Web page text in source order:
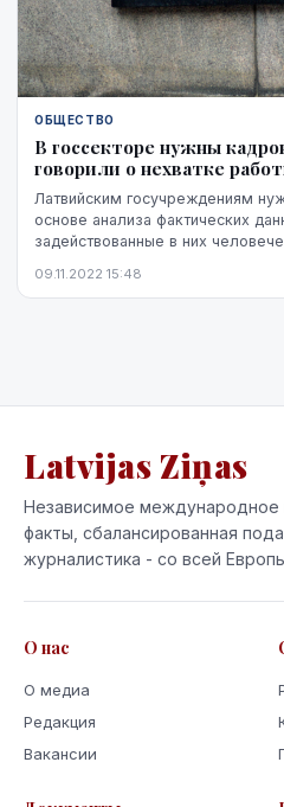
ОБЩЕСТВО
В госсекторе нужны
говорили о нехватке
Латвийским госучреждениям
основе анализа фактических
задействованные в них
п...
09.11.2022 15:48
Latvijas Ziņas
Независимое международное
факты, сбалансированная
журналистика - со всей
О нас
О медиа
Редакция
Вакансии